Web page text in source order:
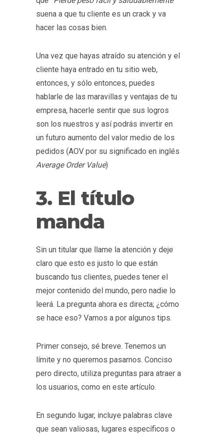
suena a que tu cliente es un crack y va
hacer las cosas bien.
Una vez que hayas atraído su atención y el
cliente haya entrado en tu sitio web,
entonces, y sólo entonces, puedes
hablarle de las maravillas y ventajas de tu
empresa, hacerle sentir que sus logros
son los nuestros y así podrás invertir en
un futuro aumento del valor medio de los
pedidos (AOV por su significado en inglés
Average Order Value)
3. El título
manda
Sin un titular que llame la atención y deje
claro que esto es justo lo que están
buscando tus clientes, puedes tener el
mejor contenido del mundo, pero nadie lo
leerá. La pregunta ahora es directa; ¿cómo
se hace eso? Vamos a por algunos tips.
Primer consejo, sé breve. Tenemos un
límite y no queremos pasarnos. Conciso
pero directo, utiliza preguntas para atraer a
los usuarios, como en este artículo.
En segundo lugar, incluye palabras clave
que sean valiosas, lugares específicos o